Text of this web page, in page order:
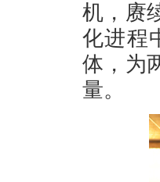
机，赓
化进程
体，为
量。